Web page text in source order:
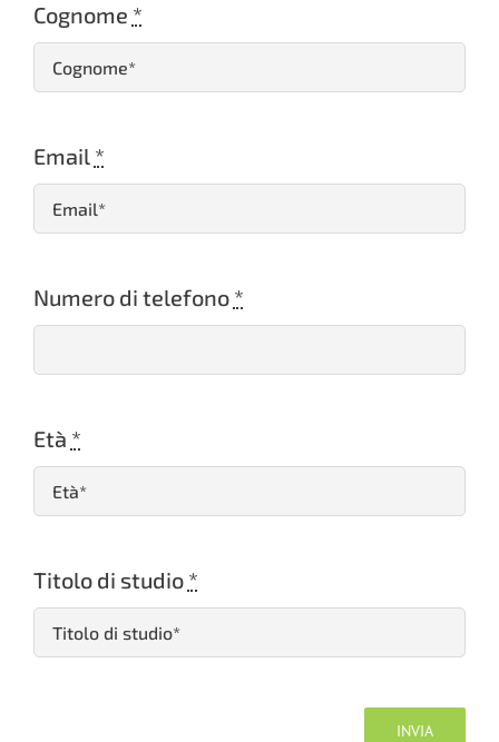
Cognome *
Email *
Numero di telefono *
Età *
Titolo di studio *
INVIA